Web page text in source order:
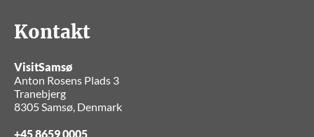
Kontakt
VisitSamsø
Anton Rosens Plads 3
Tranebjerg
8305 Samsø, Denmark
+45 8659 0005